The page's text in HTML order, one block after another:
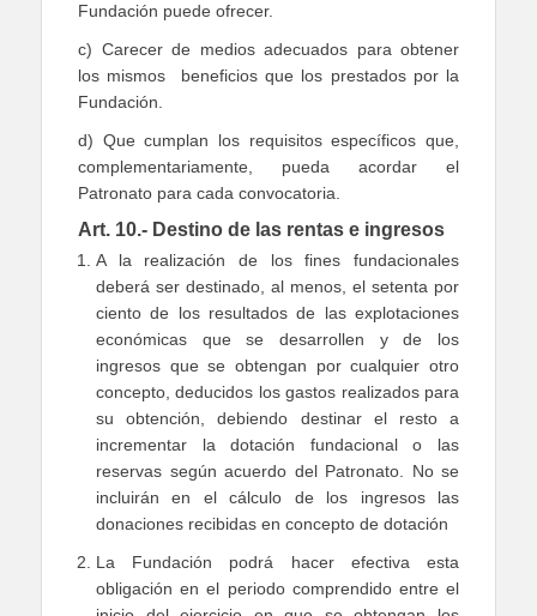
Fundación puede ofrecer.
c) Carecer de medios adecuados para obtener
los mismos beneficios que los prestados por la
Fundación.
d) Que cumplan los requisitos específicos que,
complementariamente, pueda acordar el
Patronato para cada convocatoria.
Art. 10.- Destino de las rentas e ingresos
A la realización de los fines fundacionales
deberá ser destinado, al menos, el setenta por
ciento de los resultados de las explotaciones
económicas que se desarrollen y de los
ingresos que se obtengan por cualquier otro
concepto, deducidos los gastos realizados para
su obtención, debiendo destinar el resto a
incrementar la dotación fundacional o las
reservas según acuerdo del Patronato. No se
incluirán en el cálculo de los ingresos las
donaciones recibidas en concepto de dotación
La Fundación podrá hacer efectiva esta
obligación en el periodo comprendido entre el